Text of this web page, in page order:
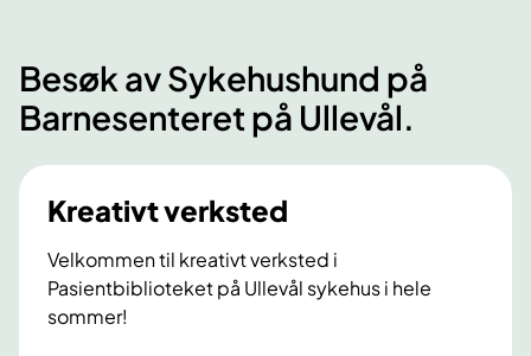
e
s
i
d
e
e
Besøk av Sykehushund på
Barnesenteret på Ullevål.
Kreativt verksted
Velkommen til kreativt verksted i
Pasientbiblioteket på Ullevål sykehus i hele
sommer!